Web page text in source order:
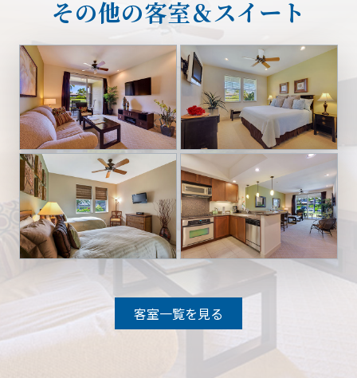
その他の客室＆スイート
客室一覧を見る